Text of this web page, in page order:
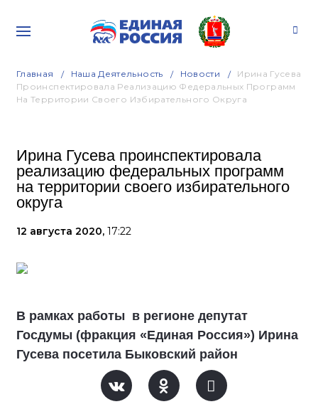
Главная Наша Деятельность Новости
Ирина Гусева
Проинспектировала Реализацию Федеральных Программ
На Территории Своего Избирательного Округа
Ирина Гусева проинспектировала
реализацию федеральных программ
на территории своего избирательного
округа
12 августа 2020, 17:22
В рамках работы в регионе депутат
Госдумы (фракция «Единая Россия») Ирина
Гусева посетила Быковский район